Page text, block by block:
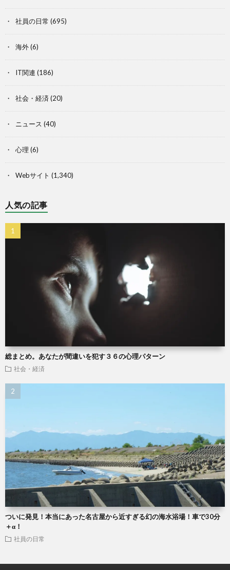
社員の日常 (695)
海外(6)
IT関連 (186)
社会・経済 (20)
ニュース (40)
心理 (6)
Webサイト (1,340)
人気の記事
総まとめ。あなたが間違いを犯す３６の心理パターン
社会・経済
ついに発見！本当にあった名古屋から近すぎる幻の海水浴場！車で30分
＋α！
社員の日常